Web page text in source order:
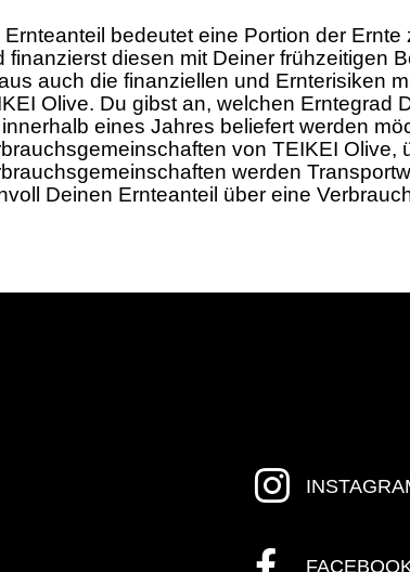
Ernteanteil bedeutet eine Portion der
finanzierst diesen mit Deiner frühzeitigen
auch die finanziellen und Ernterisiken
Olive. Du gibst an, welchen Erntegrad
eines Jahres beliefert werden
von TEIKEI Olive,
werden
Deinen Ernteanteil über eine
